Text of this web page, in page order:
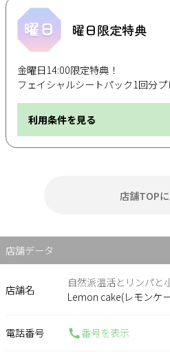
曜日限定特典
金曜日14:00限定特典！
フェイシャルシートパック1回分プ
利用条件を見る
店舗TOP
店舗データ
店舗名
自然派温活とリンパと
Lemon cake(レモンケ
電話番号 番号を表示